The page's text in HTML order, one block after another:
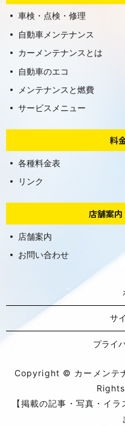
車検・点検・修理
自動車メンテナンス
カーメンテナンスとは
自動車のエコ
メンテナンスと燃費
サービスメニュー
料
各種料金表
リンク
店舗案
店舗案内
お問い合わせ
サ
プライ
Copyright © カーメンテ
【掲載の記事・写真・イ